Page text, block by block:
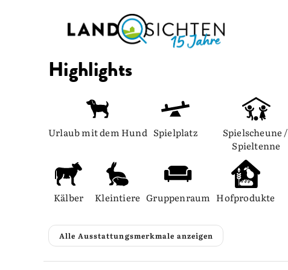
Highlights
Urlaub mit dem Hund Spielplatz
Spielscheune /
Spieltenne
Kälber Kleintiere Gruppenraum Hofprodukte
Alle Ausstattungsmerkmale anzeigen